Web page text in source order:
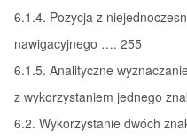
6.1.4. Pozycja z
nawigacyjnego …. 255
6.1.5. Analityczne
z wykorzystaniem jednego
6.2. Wykorzystanie dwóch